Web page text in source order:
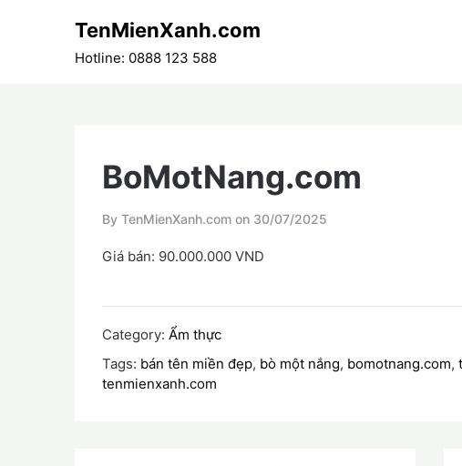
TenMienXanh.com
Hotline: 0888 123 588
BoMotNang.com
By TenMienXanh.com on 30/07/2025
Giá bán: 90.000.000 VND
Category: Ẩm thực
Tags: bán tên miền đẹp, bò một nắng, bomotnang.com,
tenmienxanh.com